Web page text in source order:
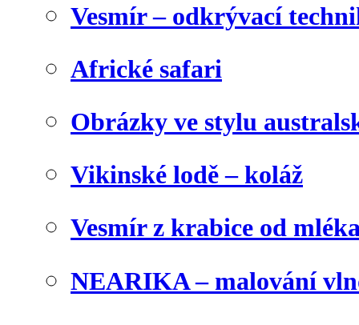
Vesmír – odkrývací
Africké safari
Obrázky ve stylu
Vikinské lodě – koláž
Vesmír z krabice od
NEARIKA – malování